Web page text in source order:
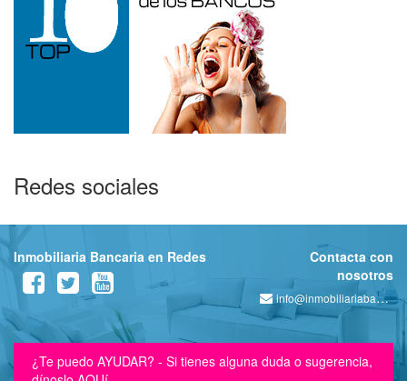
Redes sociales
Inmobiliaria Bancaria en Redes
Contacta con
nosotros
info@inmobiliariabancaria.com
¿Te puedo AYUDAR? - Si tienes alguna duda o sugerencia,